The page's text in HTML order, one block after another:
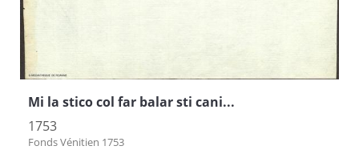
Mi la stico col far balar sti cani...
1753
Fonds Vénitien 1753